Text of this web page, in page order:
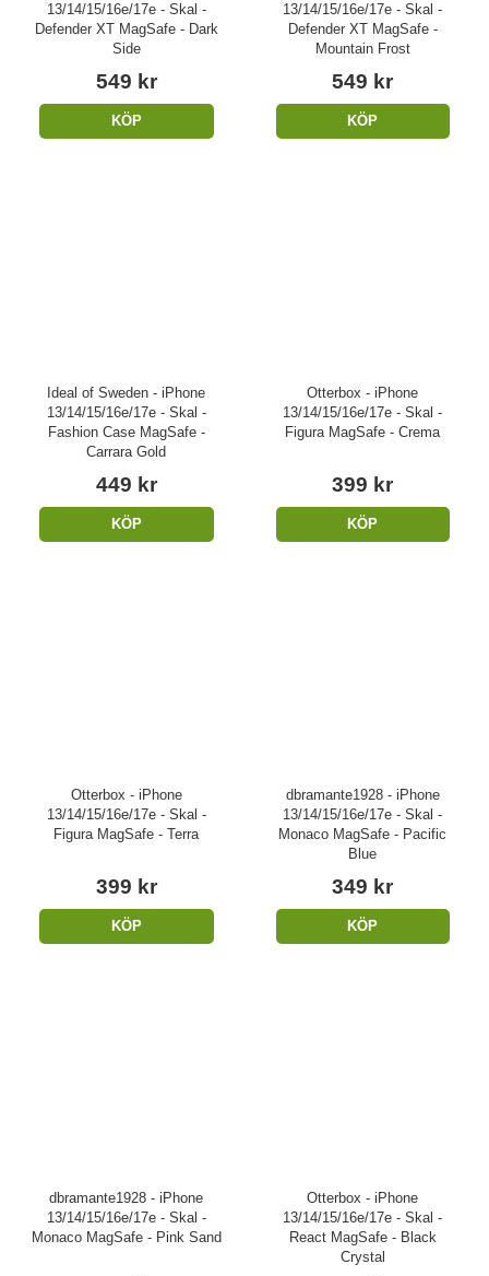
13/14/15/16e/17e - Skal -
Defender XT MagSafe - Dark
Side
549 kr
KÖP
13/14/15/16e/17e - Skal -
Defender XT MagSafe -
Mountain Frost
549 kr
KÖP
Ideal of Sweden - iPhone
13/14/15/16e/17e - Skal -
Fashion Case MagSafe -
Carrara Gold
449 kr
KÖP
Otterbox - iPhone
13/14/15/16e/17e - Skal -
Figura MagSafe - Crema
399 kr
KÖP
Otterbox - iPhone
13/14/15/16e/17e - Skal -
Figura MagSafe - Terra
399 kr
KÖP
dbramante1928 - iPhone
13/14/15/16e/17e - Skal -
Monaco MagSafe - Pacific
Blue
349 kr
KÖP
dbramante1928 - iPhone
13/14/15/16e/17e - Skal -
Monaco MagSafe - Pink Sand
Otterbox - iPhone
13/14/15/16e/17e - Skal -
React MagSafe - Black
Crystal